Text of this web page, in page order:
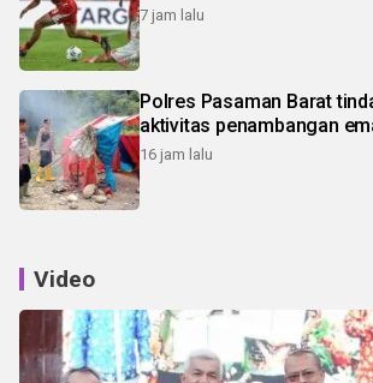
7 jam lalu
Polres Pasaman Barat
aktivitas penambangan
16 jam lalu
Video